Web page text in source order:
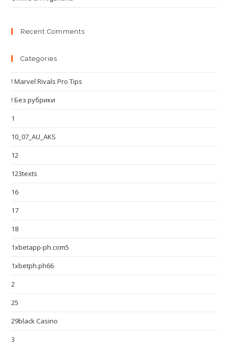
Recent Comments
Categories
! Marvel Rivals Pro Tips
! Без рубрики
1
10_07_AU_AKS
12
123texts
16
17
18
1xbetapp-ph.com5
1xbetph.ph66
2
25
29black Casino
3